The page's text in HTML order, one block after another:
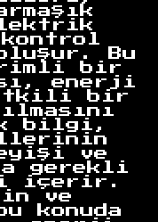
Bu
bir
enerji
etkili bir
bilgi,
ve
gerekli
içerir.
ve
konuda